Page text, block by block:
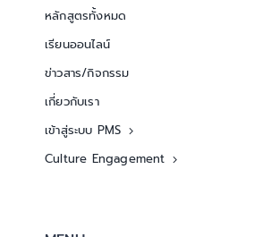
หลักสูตรทั้งหมด
เรียนออนไลน์
ข่าวสาร/กิจกรรม
เกี่ยวกับเรา
เข้าสู่ระบบ PMS
Culture Engagement